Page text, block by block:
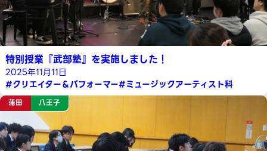
特別授業『武部塾』を実施しました！
2025年11月11日
#クリエイター＆パフォーマー#ミュージックアーティスト科
蒲田 八王子